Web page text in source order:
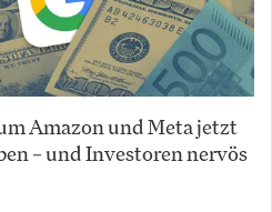
Amazon und Meta jetzt
– und Investoren nervös